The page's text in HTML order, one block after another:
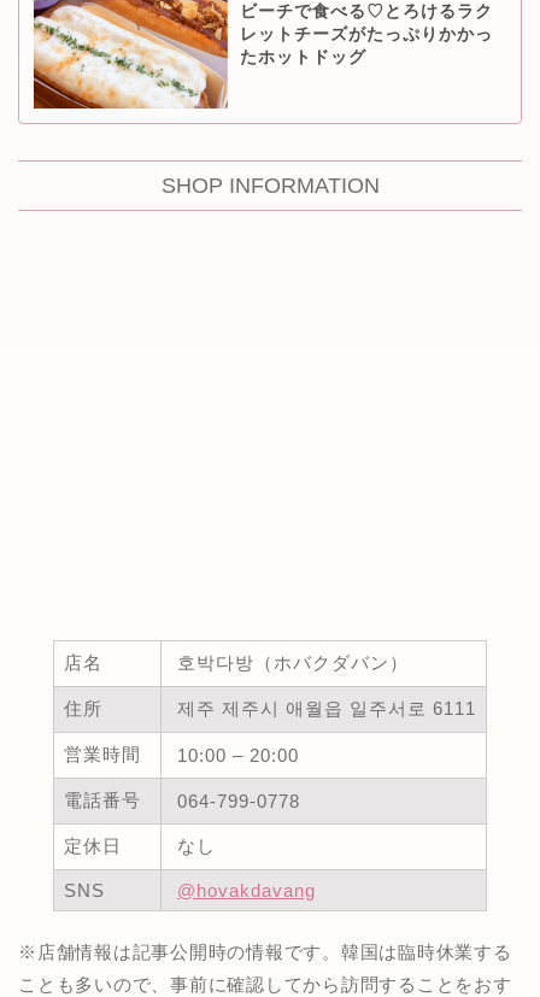
ビーチで食べる♡とろけるラク
レットチーズがたっぷりかかっ
たホットドッグ
SHOP INFORMATION
店名 호박다방（ホバクダバン）
住所 제주 제주시 애월읍 일주서로 6111
営業時間 10:00 – 20:00
電話番号 064-799-0778
定休日 なし
SNS @hovakdavang
※店舗情報は記事公開時の情報です。韓国は臨時休業する
ことも多いので、事前に確認してから訪問することをおす